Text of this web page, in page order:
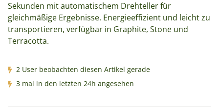
Sekunden mit automatischem Drehteller für
gleichmäßige Ergebnisse. Energieeffizient und leicht zu
transportieren, verfügbar in Graphite, Stone und
Terracotta.
2 User beobachten diesen Artikel gerade
3 mal in den letzten 24h angesehen